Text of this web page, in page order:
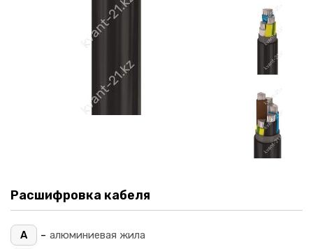
Расшифровка кабеля
А - алюминиевая жила